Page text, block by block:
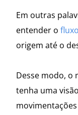
Em outras
entender o
origem até o
Desse modo, o
tenha uma